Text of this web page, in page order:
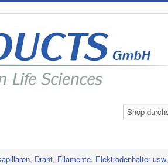
Draht, Filamente, Elektrodenhalter usw.